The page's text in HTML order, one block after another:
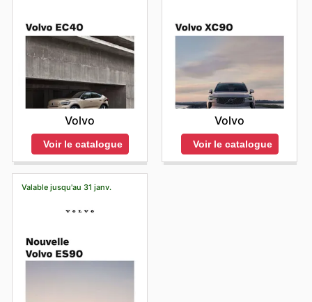
Volvo
Voir le catalogue
Volvo
Voir le catalogue
Valable jusqu'au 31 janv.